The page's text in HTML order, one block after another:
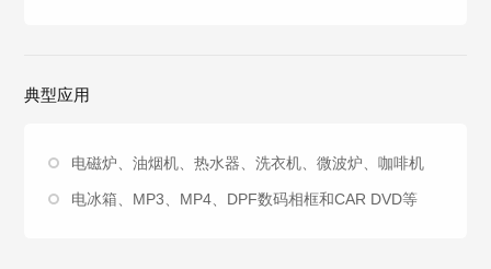
典型应用
电磁炉、油烟机、热水器、洗衣机、微波炉、咖啡机
电冰箱、MP3、MP4、DPF数码相框和CAR DVD等